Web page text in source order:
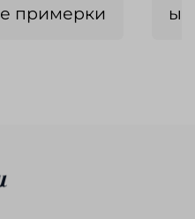
е примерки